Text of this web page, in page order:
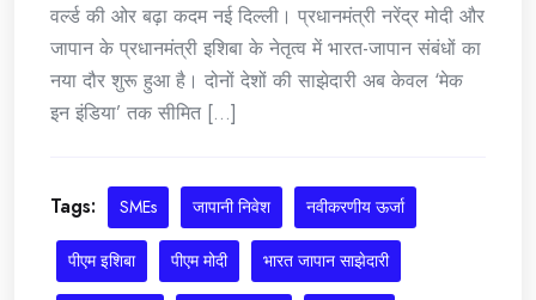
वर्ल्ड की ओर बढ़ा कदम नई दिल्ली। प्रधानमंत्री नरेंद्र मोदी और
जापान के प्रधानमंत्री इशिबा के नेतृत्व में भारत-जापान संबंधों का
नया दौर शुरू हुआ है। दोनों देशों की साझेदारी अब केवल ‘मेक
इन इंडिया’ तक सीमित [...]
Tags: SMEs जापानी निवेश नवीकरणीय ऊर्जा
पीएम इशिबा पीएम मोदी भारत जापान साझेदारी